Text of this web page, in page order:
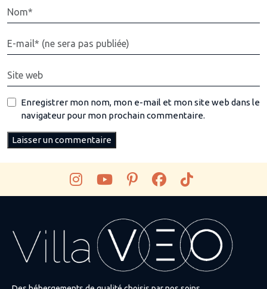
Enregistrer mon nom, mon e-mail et mon site web dans le
navigateur pour mon prochain commentaire.